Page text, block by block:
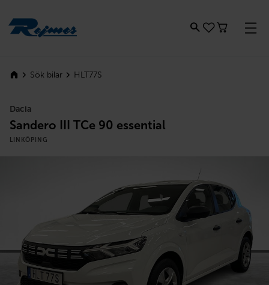
Sök bilar HLT77S
Dacia
Sandero III TCe 90 essential
LINKÖPING